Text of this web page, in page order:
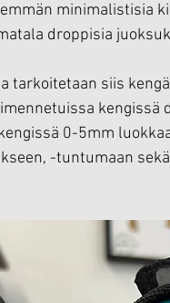
minimalistisia
droppisia
tarkoitetaan siis
kengissä
0-5mm
-tuntumaan